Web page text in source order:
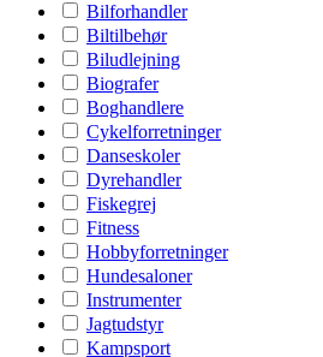
Bilforhandler
Biltilbehør
Biludlejning
Biografer
Boghandlere
Cykelforretninger
Danseskoler
Dyrehandler
Fiskegrej
Fitness
Hobbyforretninger
Hundesaloner
Instrumenter
Jagtudstyr
Kampsport